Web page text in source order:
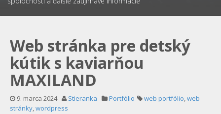
Web stránka pre detský
kútik s kaviarňou
MAXILAND
9. marca 2024 Stieranka Portfólio web portfólio,web
stránky,wordpress